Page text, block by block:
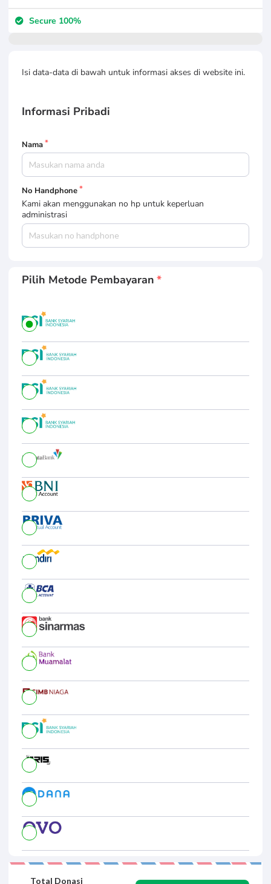
Secure 100%
Isi data-data di bawah untuk informasi akses di website ini.
Informasi Pribadi
Nama
No Handphone
Kami akan menggunakan no hp untuk keperluan
administrasi
Pilih Metode Pembayaran
Total Donasi